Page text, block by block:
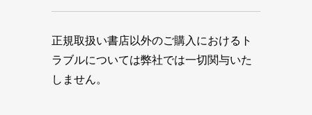
正規取扱い書店以外のご購入におけるト
ラブルについては弊社では一切関与いた
しません。